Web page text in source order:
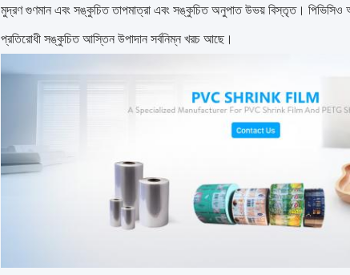
মুদ্রণ গুণমান এবং সঙ্কুচিত তাপমাত্রা এবং সঙ্কুচিত অনুপাত উভয় বিস্তৃত।
প্রতিরোধী সঙ্কুচিত আস্তিন উপাদান সর্বনিম্ন খরচ আছে।